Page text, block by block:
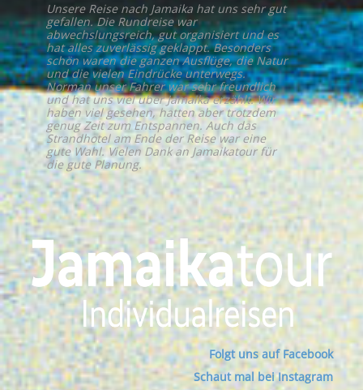
Unsere Reise nach Jamaika hat uns sehr gut
gefallen. Die Rundreise war
abwechslungsreich, gut organisiert und es
hat alles zuverlässig geklappt. Besonders
schön waren die ganzen Ausflüge, die Natur
und die vielen Eindrücke unterwegs.
Norman unser Fahrer war sehr freundlich
und hat uns viel über Jamaika erzählt. Wir
haben viel gesehen, hatten aber trotzdem
genug Zeit zum Entspannen. Auch das
Strandhotel am Ende der Reise war eine
gute Wahl. Vielen Dank an Jamaikatour für
die gute Planung.
Folgt uns auf Facebook
Schaut mal bei Instagram